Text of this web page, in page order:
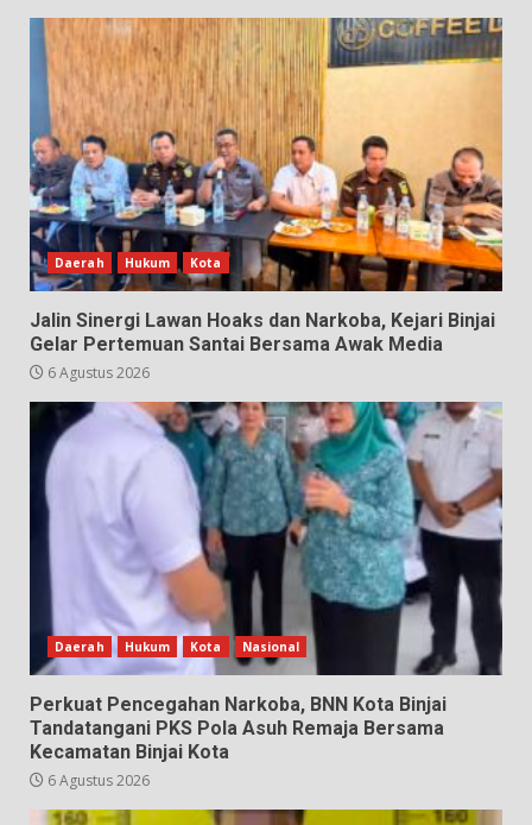
Daerah Hukum Kota
Jalin Sinergi Lawan Hoaks dan Narkoba, Kejari Binjai
Gelar Pertemuan Santai Bersama Awak Media
6 Agustus 2026
Daerah Hukum Kota Nasional
Perkuat Pencegahan Narkoba, BNN Kota Binjai
Tandatangani PKS Pola Asuh Remaja Bersama
Kecamatan Binjai Kota
6 Agustus 2026